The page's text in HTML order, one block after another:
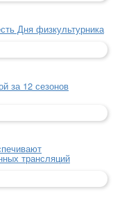
Дня физкультурника
за 12 сезонов
трансляций